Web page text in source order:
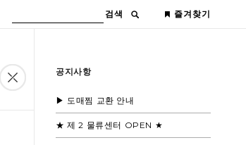
검색 즐겨찾기
공지사항
▶ 도매찜 교환 안내
★ 제 2 물류센터 OPEN ★